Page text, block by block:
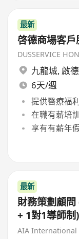
最新
啓德商場客
DUSSERVICE
九龍城, 啟德
6天/週
提供醫療福利
在職有薪培
享有有薪年
最新
財務策劃顧
+ 1對1導師制)